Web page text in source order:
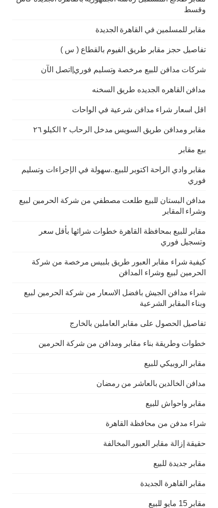
وقسط
مقابر للمسلمين في القاهرة الجديدة
تفاصيل حجز مقابر طريق الفيوم بالقطاع ( س )
شركات مدافن للبيع مرخصة وتسليم فوري|اتصل الآن
مدافن القاهره الجديده طريق السخنه
اقل اسعار شراء مدافن شرعية في الواحات
مقابر ومدافن طريق السويس مدخل الرحاب ٢ الكيلو ٢٦
بيع مقابر
مقابر وادي الراحة اكتوبر للبيع..سهولة في الإجراءات وتسليم
فوري
مدافن البستان للبيع طلعت مصطفي من شركة الحرمين لبيع
وشراء المقابر
مقابر للبيع بمحافظة القاهرة خطوات شرائها بأقل سعر
وتسجيل فوري
كيفية شراء مقابر العبور طريق بلبيس مرخصة من شركة
الحرمين لبيع وشراء المدافن
شراء مدافن الجيش بافضل الاسعار من شركة الحرمين لبيع
وبناء المقابر الشرعية
تفاصيل الحصول على مقابر العاملين بالخارج
خطوات وطريقة بناء مقابر ومدافن من شركة الحرمين
مقابر الروبيكي للبيع
مدافن الخالدين بالعاشر من رمضان
مقابر واحواش للبيع
شراء مدفن من محافظة القاهرة
حقيقة إزالة مقابر العبور المخالفة
مقابر جديدة للبيع
مقابر القاهرة الجديدة
مقابر 15 مايو للبيع